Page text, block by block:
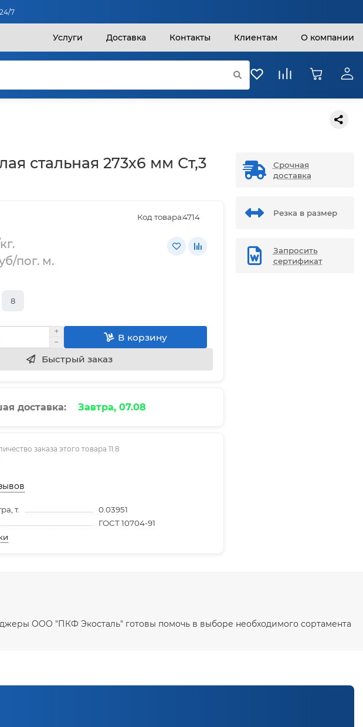
7
Услуги Доставка Контакты Клиентам О компании
стальная 273х6 мм Ст,3
Код товара:4714
пог. м.
8
В корзину
Быстрый заказ
доставка: Завтра, 07.08
заказа этого товара 11.8
т.
0.03951
ГОСТ 10704-91
Срочная
доставка
Резка в размер
Запросить
сертификат
ООО "ПКФ Экосталь" готовы помочь в выборе необходимого сортамента